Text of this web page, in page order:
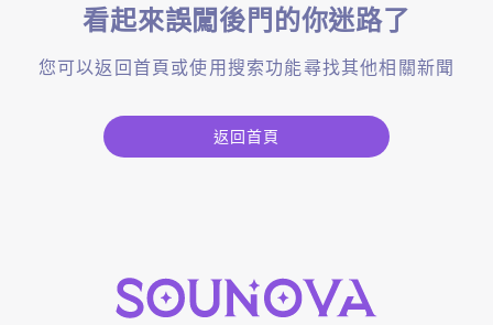
看起來誤闖後門的你迷路了
您可以返回首頁或使用搜索功能尋找其他相關新聞
返回首頁